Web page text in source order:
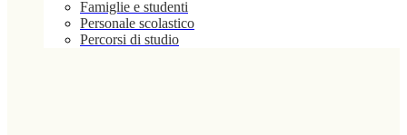
Famiglie e studenti
Personale scolastico
Percorsi di studio